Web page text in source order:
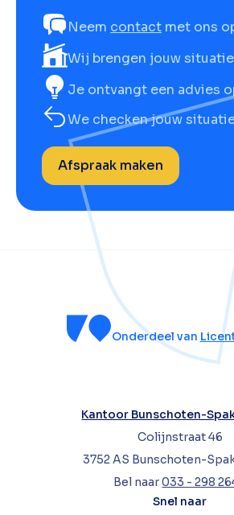
Neem contact met ons
Wij brengen jouw
Je ontvangt een advies
We checken jouw
Afspraak maken
Onderdeel van
Kantoor Bunschoten-
Colijnstraat 46
3752 AS Bunschoten-
Bel naar033 - 298
Snel naar